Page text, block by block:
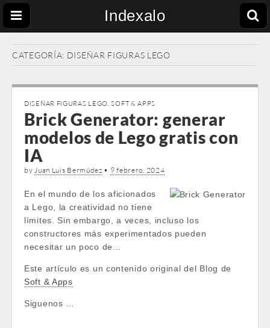
Indexalo
CATEGORÍA: DISEÑAR FIGURAS LEGO
DISEÑAR FIGURAS LEGO,SOFT & APPS
Brick Generator: generar
modelos de Lego gratis con
IA
byJuan Luis Bermúdez • 9 febrero, 2024
En el mundo de los aficionados
a Lego, la creatividad no tiene
límites. Sin embargo, a veces, incluso los
constructores más experimentados pueden
necesitar un poco de...
Este artículo es un contenido original del Blog de
Soft & Apps
Siguenos …